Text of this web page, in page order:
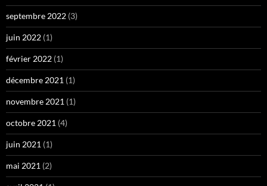
septembre 2022 (3)
juin 2022 (1)
février 2022 (1)
décembre 2021 (1)
novembre 2021 (1)
octobre 2021 (4)
juin 2021 (1)
mai 2021 (2)